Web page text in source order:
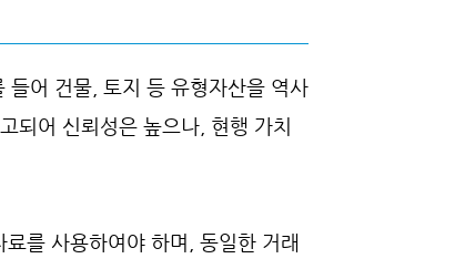
들어 건물, 토지 등 유형자산을 역사
되어 신뢰성은 높으나, 현행 가치
를 사용하여야 하며, 동일한 거래